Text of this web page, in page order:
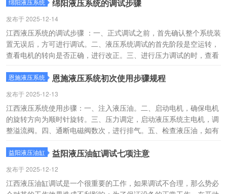
更换掉液压油泵。
绵阳液压系统 绵阳液压系统的调试步骤
发布于 2025-12-14
江西液压系统的调试步骤 ：一、正式调试之前，首先确认整个系统装
置无误后，方可进行调试。二、液压系统调试的首先阶段是空运转，
查看电机的转向是否正确，进行改正。三、进行压力调试的时，查看
问题之后，发动电机带动泵运转；调理变幅油缸的速度使之到达合适
恩施液压系统 恩施液压系统初次使用步骤规程
发布于 2025-12-13
江西液压系统使用步骤：一、注入液压油。二、启动电机，确保电机
的旋转方向为顺时针旋转。三、压力调定，启动液压系统主电机，调
整溢流阀。四、通断电磁阀数次，进行排气。五、检查液压油，如有
用手动泵25为蓄能器13加压，实现电磁阀得电功能。
益阳液压油缸 益阳液压油缸调试七项注意
发布于 2025-12-12
江西液压油缸调试是一个很重要的工作，如果调试不合理，那么势必